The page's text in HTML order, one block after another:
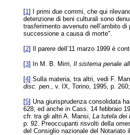
[1] I primi due commi, che qui
detenzione di beni culturali sono
trasferimento avvenuto nell’ambito
successione a causa di morte".
[2] Il parere dell’11 marzo 1999 è
[3] In M. B. Mirri, Il sistema penale
[4] Sulla materia, tra altri, vedi F.
disc. pen., v. IX, Torino, 1995, p.
[5] Una giurisprudenza consolidata
628, ed anche in Cass. 14 febbraio
cfr. tra gli altri A. Mansi, La tutela dei
p. 92. Preoccupanti risvolti della
del Consiglio nazionale del Notariato